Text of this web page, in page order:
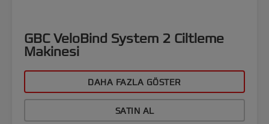
GBC VeloBind System 2 Ciltleme
Makinesi
DAHA FAZLA GÖSTER
SATIN AL